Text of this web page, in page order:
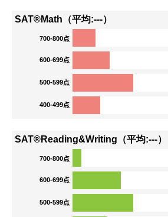
SAT®Math（平均:---）
700-800点
600-699点
500-599点
400-499点
SAT®Reading&Writing（平均:---）
700-800点
600-699点
500-599点